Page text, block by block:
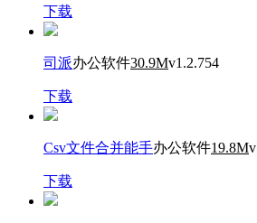
下载
司派办公软件30.9Mv1.2.754
下载
Csv文件合并能手办公软件19.8M
下载